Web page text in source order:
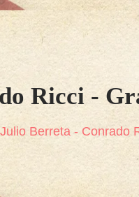
Ricci -
Julio Berreta - Conrado